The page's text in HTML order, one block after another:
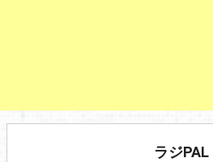
ラジPAL